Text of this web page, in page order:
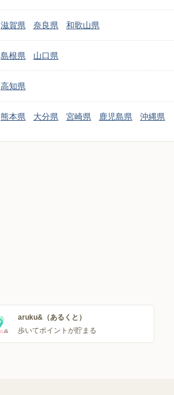
滋賀県 奈良県 和歌山県
島根県 山口県
高知県
熊本県 大分県 宮崎県 鹿児島県 沖縄県
aruku&（あるくと）
歩いてポイントが貯まる